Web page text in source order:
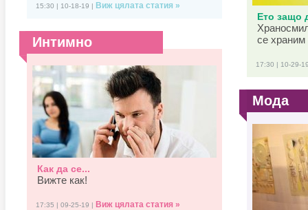
15:30 | 10-18-19 | Виж цялата статия »
Интимно
Как да се...
Вижте как!
17:35 | 09-25-19 | Виж цялата статия »
Ето защо
се храним
17:30 | 10-29-
Мода